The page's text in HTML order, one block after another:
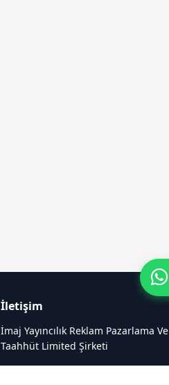
İletişim
İmaj Yayıncılık Reklam Pazarlama Ve
Taahhüt Limited Şirketi